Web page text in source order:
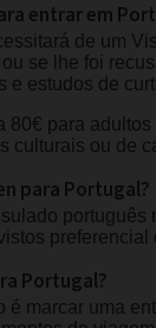
entrar em
de um
se lhe foi
estudos de
para
culturais ou de
para Portugal?
Portugal?
marcar uma